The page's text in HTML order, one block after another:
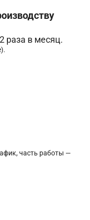
раза в месяц.
часть работы —